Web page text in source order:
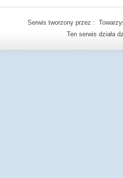
Serwis tworzony przez :
Ten serwis działa